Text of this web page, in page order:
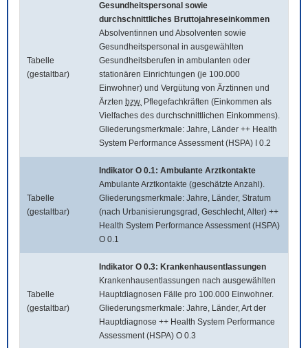
Tabelle
(gestaltbar)
Gesundheitspersonal sowie
durchschnittliches Bruttojahreseinkommen
Absolventinnen und Absolventen sowie
Gesundheitspersonal in ausgewählten
Gesundheitsberufen in ambulanten oder
stationären Einrichtungen (je 100.000
Einwohner) und Vergütung von Ärztinnen und
Ärzten bzw. Pflegefachkräften (Einkommen als
Vielfaches des durchschnittlichen Einkommens).
Gliederungsmerkmale: Jahre, Länder ++ Health
System Performance Assessment (HSPA) I 0.2
Tabelle
(gestaltbar)
Indikator O 0.1: Ambulante Arztkontakte
Ambulante Arztkontakte (geschätzte Anzahl).
Gliederungsmerkmale: Jahre, Länder, Stratum
(nach Urbanisierungsgrad, Geschlecht, Alter) ++
Health System Performance Assessment (HSPA)
O 0.1
Tabelle
(gestaltbar)
Indikator O 0.3: Krankenhausentlassungen
Krankenhausentlassungen nach ausgewählten
Hauptdiagnosen Fälle pro 100.000 Einwohner.
Gliederungsmerkmale: Jahre, Länder, Art der
Hauptdiagnose ++ Health System Performance
Assessment (HSPA) O 0.3